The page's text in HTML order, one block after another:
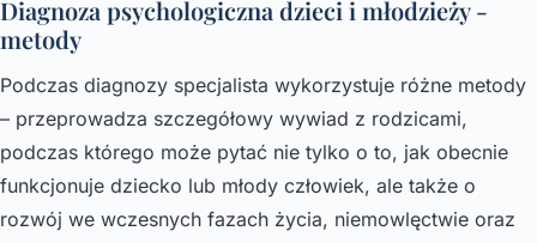
Diagnoza psychologiczna dzieci i młodzieży -
metody
Podczas diagnozy specjalista wykorzystuje różne metody
– przeprowadza szczegółowy wywiad z rodzicami,
podczas którego może pytać nie tylko o to, jak obecnie
funkcjonuje dziecko lub młody człowiek, ale także o
rozwój we wczesnych fazach życia, niemowlęctwie oraz